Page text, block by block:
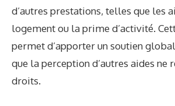
d’autres prestations, telles que les
logement ou la prime d’activité.
permet d’apporter un soutien
que la perception d’autres aides ne
droits.